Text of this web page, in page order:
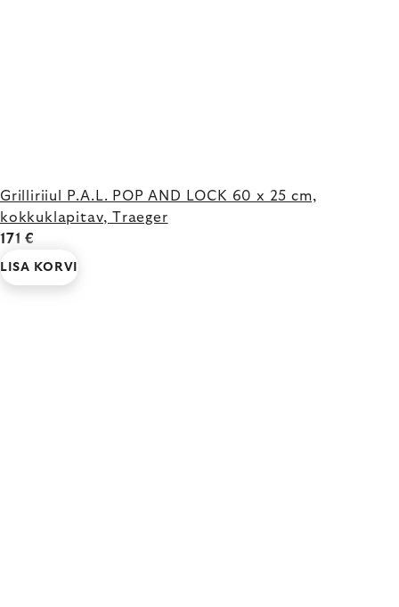
Grilliriiul P.A.L. POP AND LOCK 60 x 25 cm,
kokkuklapitav, Traeger
171 €
LISA KORVI